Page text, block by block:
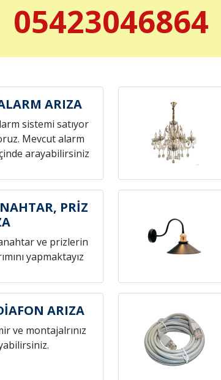
05423046864
ARIZA
sistemi satıyor
Mevcut alarm
arayabilirsiniz
PRİZ
ve prizlerin
yapmaktayız
ARIZA
ve montajalrınız